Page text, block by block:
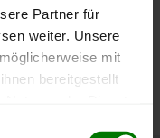
Partner für
weiter. Unsere
mit
bereitgestellt
in Deutschland
Pelletspreise-Seite